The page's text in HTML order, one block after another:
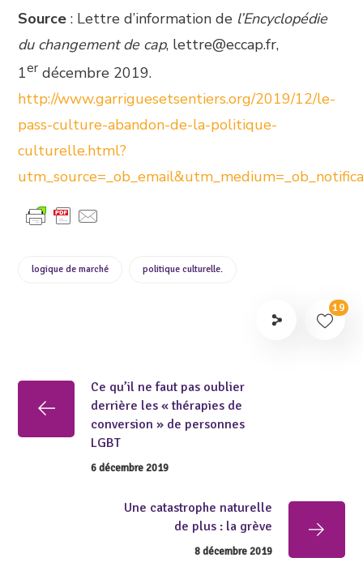
Source : Lettre d’information de l’Encyclopédie
du changement de cap, lettre@eccap.fr,
1er décembre 2019.
http://www.garriguesetsentiers.org/2019/12/le-
pass-culture-abandon-de-la-politique-
culturelle.html?
logique de marché politique culturelle.
19
Ce qu’il ne faut pas oublier
derrière les « thérapies de
conversion » de personnes
LGBT
6 décembre 2019
Une catastrophe naturelle
de plus : la grève
8 décembre 2019